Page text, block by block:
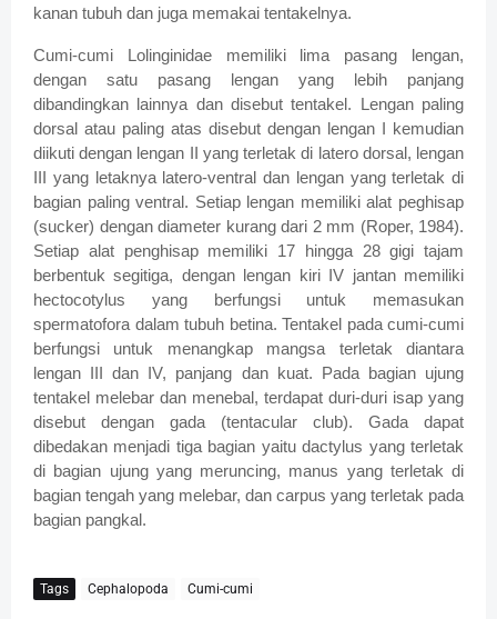
kanan tubuh dan juga memakai tentakelnya.
Cumi-cumi Lolinginidae memiliki lima pasang lengan,
dengan satu pasang lengan yang lebih panjang
dibandingkan lainnya dan disebut tentakel. Lengan paling
dorsal atau paling atas disebut dengan lengan I kemudian
diikuti dengan lengan II yang terletak di latero dorsal, lengan
III yang letaknya latero-ventral dan lengan yang terletak di
bagian paling ventral. Setiap lengan memiliki alat peghisap
(sucker) dengan diameter kurang dari 2 mm (Roper, 1984).
Setiap alat penghisap memiliki 17 hingga 28 gigi tajam
berbentuk segitiga, dengan lengan kiri IV jantan memiliki
hectocotylus yang berfungsi untuk memasukan
spermatofora dalam tubuh betina. Tentakel pada cumi-cumi
berfungsi untuk menangkap mangsa terletak diantara
lengan III dan IV, panjang dan kuat. Pada bagian ujung
tentakel melebar dan menebal, terdapat duri-duri isap yang
disebut dengan gada (tentacular club). Gada dapat
dibedakan menjadi tiga bagian yaitu dactylus yang terletak
di bagian ujung yang meruncing, manus yang terletak di
bagian tengah yang melebar, dan carpus yang terletak pada
bagian pangkal.
Tags Cephalopoda Cumi-cumi